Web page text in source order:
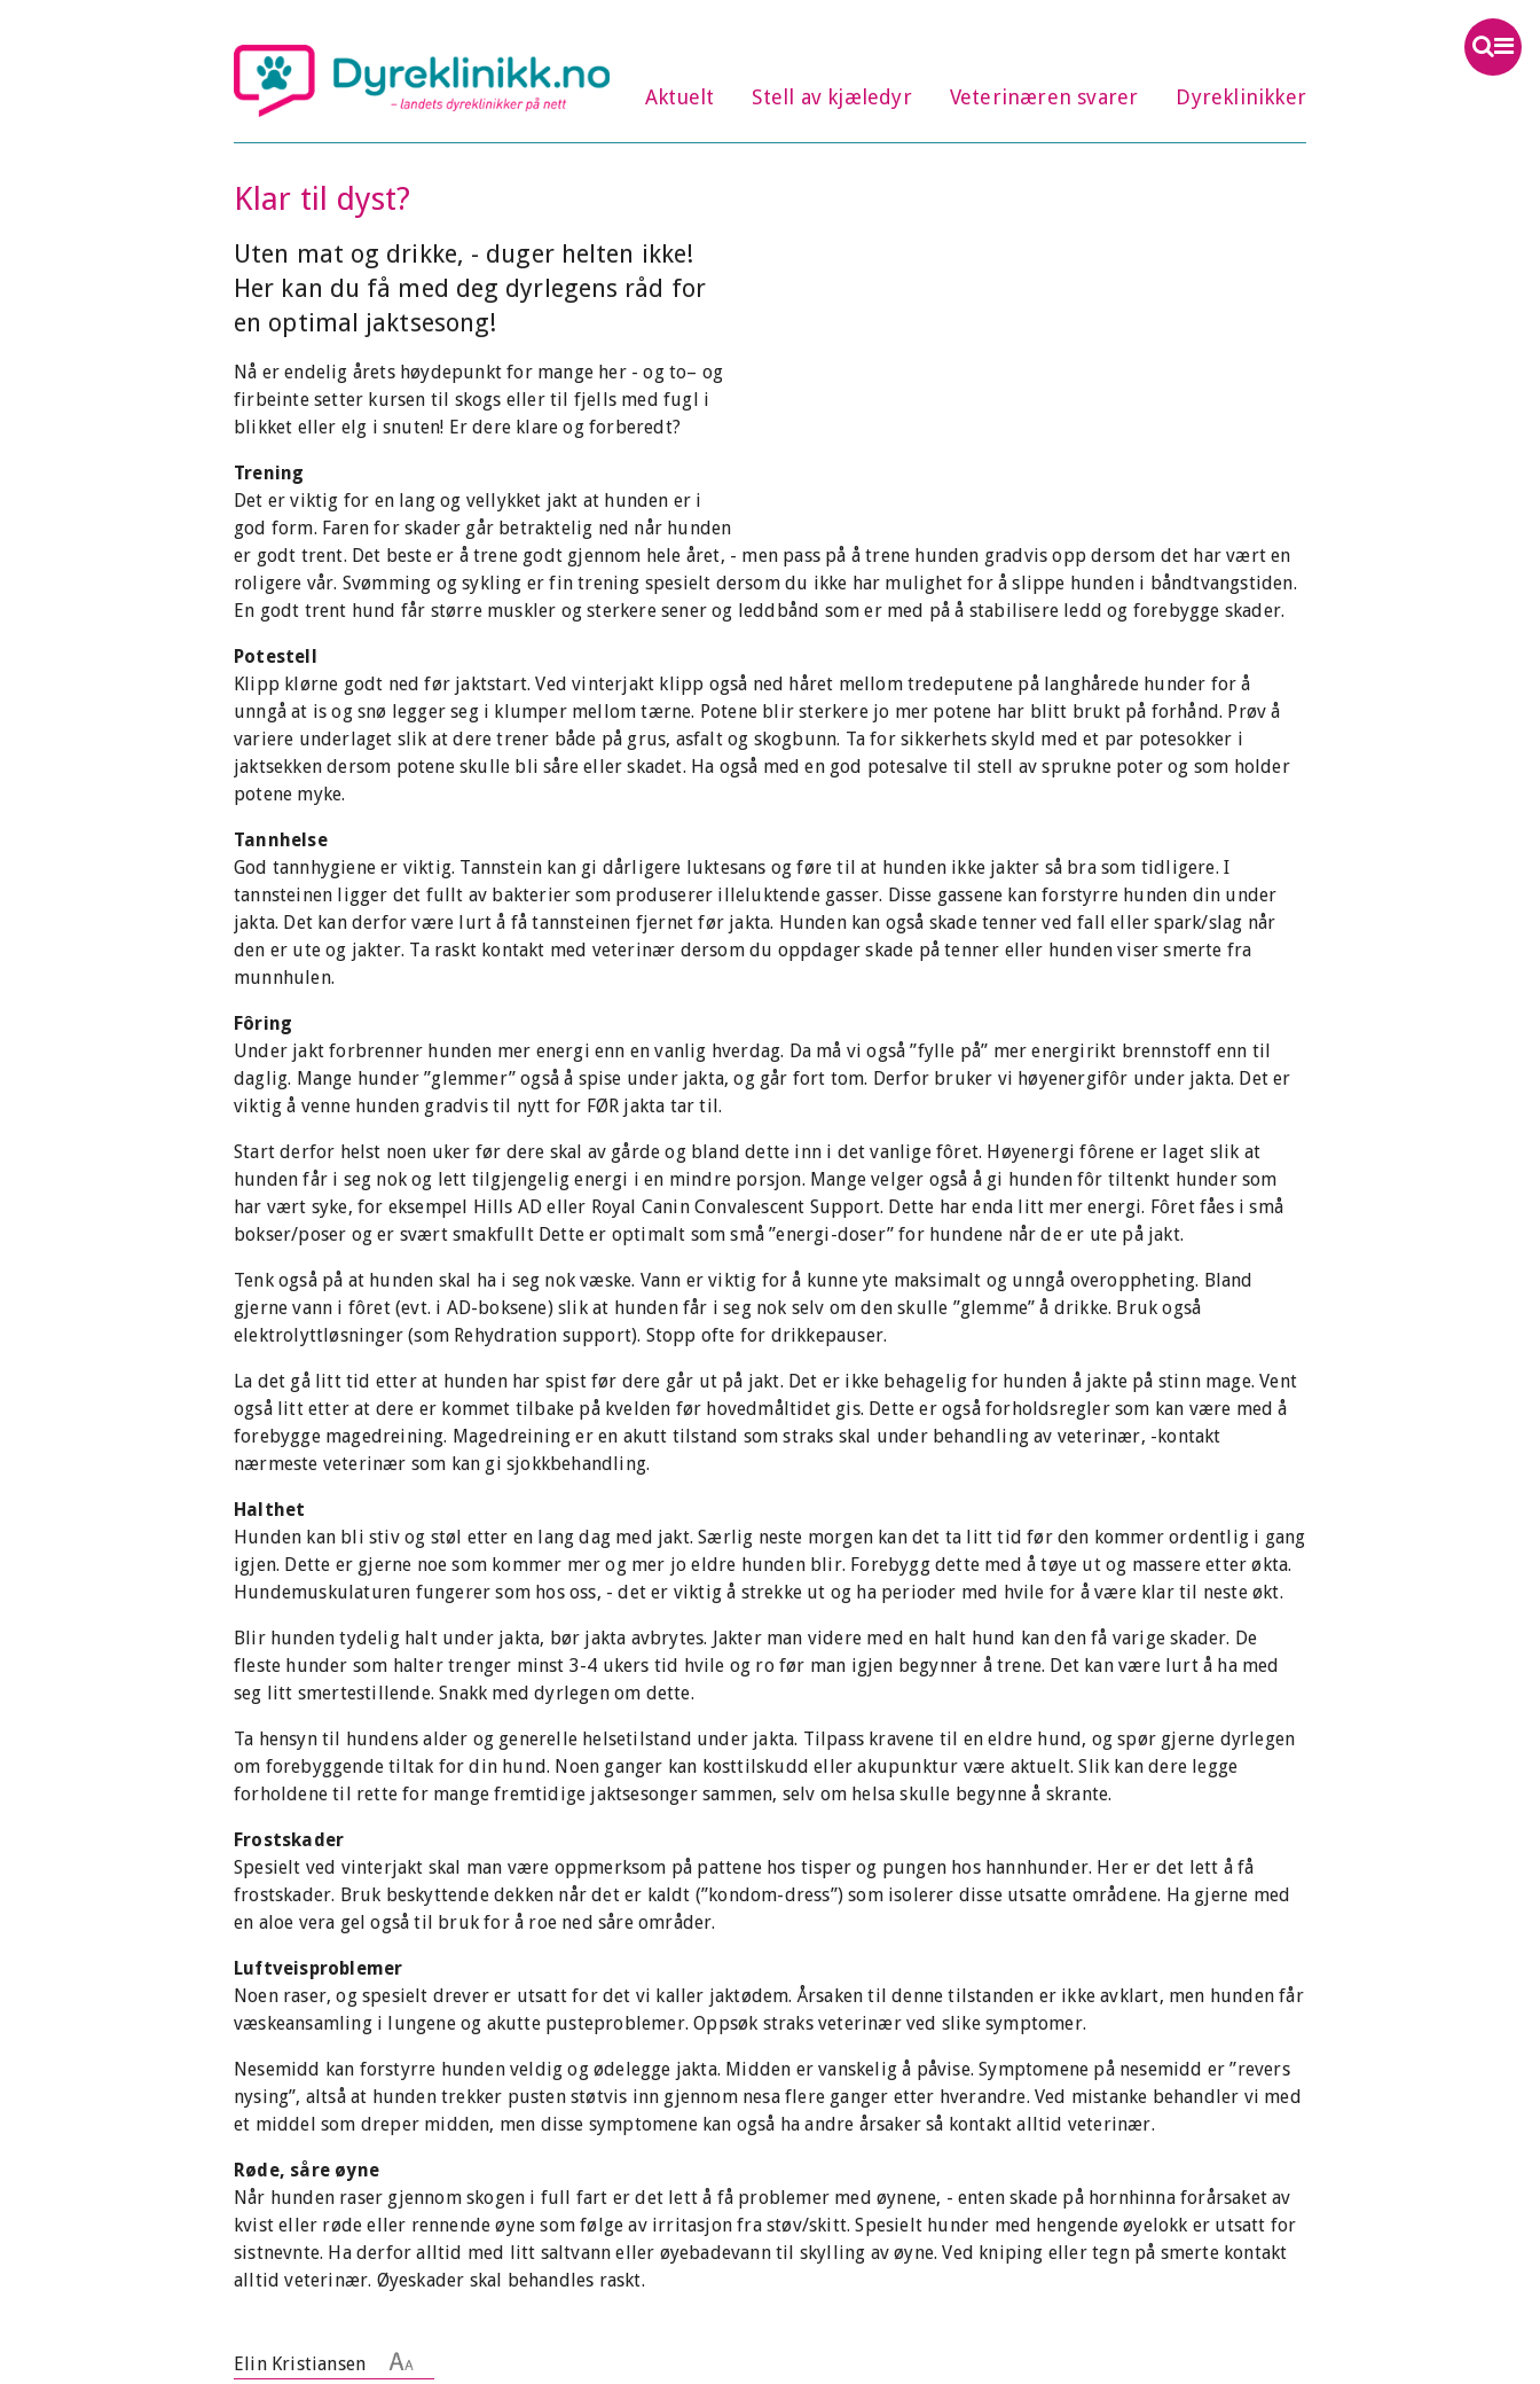
Aktuelt Stell av kjæledyr Veterinæren svarer Dyreklinikker
Klar til dyst?
Uten mat og drikke, - duger helten ikke!
Her kan du få med deg dyrlegens råd for
en optimal jaktsesong!
Nå er endelig årets høydepunkt for mange her - og to– og
firbeinte setter kursen til skogs eller til fjells med fugl i
blikket eller elg i snuten! Er dere klare og forberedt?
Trening
Det er viktig for en lang og vellykket jakt at hunden er i
god form. Faren for skader går betraktelig ned når hunden
er godt trent. Det beste er å trene godt gjennom hele året, - men pass på å trene hunden gradvis opp dersom det har vært en
roligere vår. Svømming og sykling er fin trening spesielt dersom du ikke har mulighet for å slippe hunden i båndtvangstiden.
En godt trent hund får større muskler og sterkere sener og leddbånd som er med på å stabilisere ledd og forebygge skader.
Potestell
Klipp klørne godt ned før jaktstart. Ved vinterjakt klipp også ned håret mellom tredeputene på langhårede hunder for å
unngå at is og snø legger seg i klumper mellom tærne. Potene blir sterkere jo mer potene har blitt brukt på forhånd. Prøv å
variere underlaget slik at dere trener både på grus, asfalt og skogbunn. Ta for sikkerhets skyld med et par potesokker i
jaktsekken dersom potene skulle bli såre eller skadet. Ha også med en god potesalve til stell av sprukne poter og som holder
potene myke.
Tannhelse
God tannhygiene er viktig. Tannstein kan gi dårligere luktesans og føre til at hunden ikke jakter så bra som tidligere. I
tannsteinen ligger det fullt av bakterier som produserer illeluktende gasser. Disse gassene kan forstyrre hunden din under
jakta. Det kan derfor være lurt å få tannsteinen fjernet før jakta. Hunden kan også skade tenner ved fall eller spark/slag når
den er ute og jakter. Ta raskt kontakt med veterinær dersom du oppdager skade på tenner eller hunden viser smerte fra
munnhulen.
Fôring
Under jakt forbrenner hunden mer energi enn en vanlig hverdag. Da må vi også ”fylle på” mer energirikt brennstoff enn til
daglig. Mange hunder ”glemmer” også å spise under jakta, og går fort tom. Derfor bruker vi høyenergifôr under jakta. Det er
viktig å venne hunden gradvis til nytt for FØR jakta tar til.
Start derfor helst noen uker før dere skal av gårde og bland dette inn i det vanlige fôret. Høyenergi fôrene er laget slik at
hunden får i seg nok og lett tilgjengelig energi i en mindre porsjon. Mange velger også å gi hunden fôr tiltenkt hunder som
har vært syke, for eksempel Hills AD eller Royal Canin Convalescent Support. Dette har enda litt mer energi. Fôret fåes i små
bokser/poser og er svært smakfullt Dette er optimalt som små ”energi-doser” for hundene når de er ute på jakt.
Tenk også på at hunden skal ha i seg nok væske. Vann er viktig for å kunne yte maksimalt og unngå overoppheting. Bland
gjerne vann i fôret (evt. i AD-boksene) slik at hunden får i seg nok selv om den skulle ”glemme” å drikke. Bruk også
elektrolyttløsninger (som Rehydration support). Stopp ofte for drikkepauser.
La det gå litt tid etter at hunden har spist før dere går ut på jakt. Det er ikke behagelig for hunden å jakte på stinn mage. Vent
også litt etter at dere er kommet tilbake på kvelden før hovedmåltidet gis. Dette er også forholdsregler som kan være med å
forebygge magedreining. Magedreining er en akutt tilstand som straks skal under behandling av veterinær, -kontakt
nærmeste veterinær som kan gi sjokkbehandling.
Halthet
Hunden kan bli stiv og støl etter en lang dag med jakt. Særlig neste morgen kan det ta litt tid før den kommer ordentlig i gang
igjen. Dette er gjerne noe som kommer mer og mer jo eldre hunden blir. Forebygg dette med å tøye ut og massere etter økta.
Hundemuskulaturen fungerer som hos oss, - det er viktig å strekke ut og ha perioder med hvile for å være klar til neste økt.
Blir hunden tydelig halt under jakta, bør jakta avbrytes. Jakter man videre med en halt hund kan den få varige skader. De
fleste hunder som halter trenger minst 3-4 ukers tid hvile og ro før man igjen begynner å trene. Det kan være lurt å ha med
seg litt smertestillende. Snakk med dyrlegen om dette.
Ta hensyn til hundens alder og generelle helsetilstand under jakta. Tilpass kravene til en eldre hund, og spør gjerne dyrlegen
om forebyggende tiltak for din hund. Noen ganger kan kosttilskudd eller akupunktur være aktuelt. Slik kan dere legge
forholdene til rette for mange fremtidige jaktsesonger sammen, selv om helsa skulle begynne å skrante.
Frostskader
Spesielt ved vinterjakt skal man være oppmerksom på pattene hos tisper og pungen hos hannhunder. Her er det lett å få
frostskader. Bruk beskyttende dekken når det er kaldt (”kondom-dress”) som isolerer disse utsatte områdene. Ha gjerne med
en aloe vera gel også til bruk for å roe ned såre områder.
Luftveisproblemer
Noen raser, og spesielt drever er utsatt for det vi kaller jaktødem. Årsaken til denne tilstanden er ikke avklart, men hunden får
væskeansamling i lungene og akutte pusteproblemer. Oppsøk straks veterinær ved slike symptomer.
Nesemidd kan forstyrre hunden veldig og ødelegge jakta. Midden er vanskelig å påvise. Symptomene på nesemidd er ”revers
nysing”, altså at hunden trekker pusten støtvis inn gjennom nesa flere ganger etter hverandre. Ved mistanke behandler vi med
et middel som dreper midden, men disse symptomene kan også ha andre årsaker så kontakt alltid veterinær.
Røde, såre øyne
Når hunden raser gjennom skogen i full fart er det lett å få problemer med øynene, - enten skade på hornhinna forårsaket av
kvist eller røde eller rennende øyne som følge av irritasjon fra støv/skitt. Spesielt hunder med hengende øyelokk er utsatt for
sistnevnte. Ha derfor alltid med litt saltvann eller øyebadevann til skylling av øyne. Ved kniping eller tegn på smerte kontakt
alltid veterinær. Øyeskader skal behandles raskt.
Elin Kristiansen